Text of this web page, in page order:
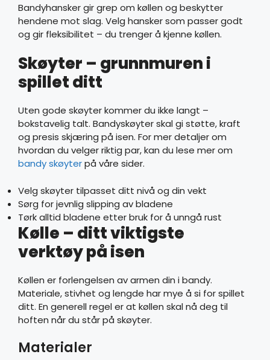
Bandyhansker gir grep om køllen og beskytter
hendene mot slag. Velg hansker som passer godt
og gir fleksibilitet – du trenger å kjenne køllen.
Skøyter – grunnmuren i
spillet ditt
Uten gode skøyter kommer du ikke langt –
bokstavelig talt. Bandyskøyter skal gi støtte, kraft
og presis skjæring på isen. For mer detaljer om
hvordan du velger riktig par, kan du lese mer om
bandy skøyterpå våre sider.
Velg skøyter tilpasset ditt nivå og din vekt
Sørg for jevnlig slipping av bladene
Tørk alltid bladene etter bruk for å unngå rust
Kølle – ditt viktigste
verktøy på isen
Køllen er forlengelsen av armen din i bandy.
Materiale, stivhet og lengde har mye å si for spillet
ditt. En generell regel er at køllen skal nå deg til
hoften når du står på skøyter.
Materialer